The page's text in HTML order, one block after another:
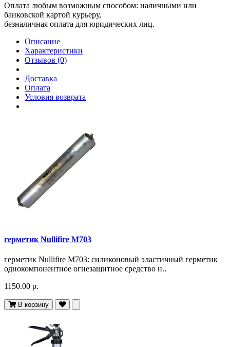
Оплата любым возможным способом: наличными или
банковской картой курьеру,
безналичная оплата для юридических лиц.
Описание
Характеристики
Отзывов (0)
Доставка
Оплата
Условия возврата
герметик Nullifire M703
герметик Nullifire M703: силиконовый эластичный герметик
однокомпонентное огнезащитное средство н..
1150.00 р.
В корзину